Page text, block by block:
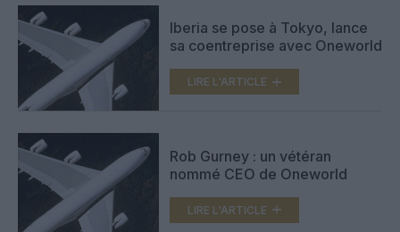
Iberia se pose à Tokyo, lance
sa coentreprise avec Oneworld
LIRE L'ARTICLE
Rob Gurney : un vétéran
nommé CEO de Oneworld
LIRE L'ARTICLE